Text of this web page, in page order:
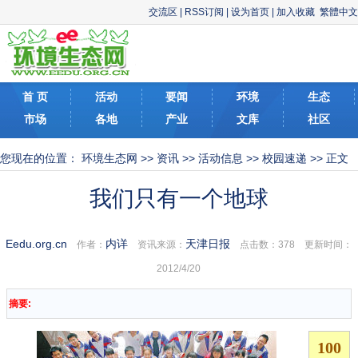
交流区 RSS订阅 设为首页 加入收藏 繁體中文
首 页 活动 要闻 环境
生态
市场
各地 产业 文库 社区
您现在的位置： 环境生态网 >> 资讯 >> 活动信息 >> 校园速递 >> 正文
我们只有一个地球
Eedu.org.cn 作者： 内详资讯来源： 天津日报 点击数： 378 更新时间：
2012/4/20
摘要: